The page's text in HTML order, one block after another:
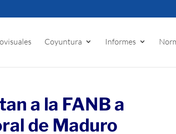
Coyuntura Informes
a la FANB a
de Maduro